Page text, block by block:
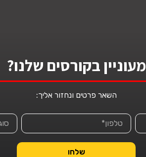
מעוניין בקורסים שלנו?
השאר פרטים ונחזור אליך:
שלחו